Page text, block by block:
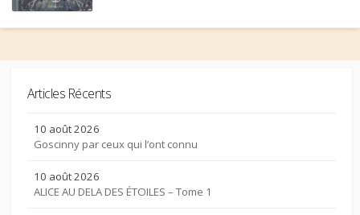
Articles Récents
10 août 2026
Goscinny par ceux qui l’ont connu
10 août 2026
ALICE AU DELA DES ÉTOILES – Tome 1